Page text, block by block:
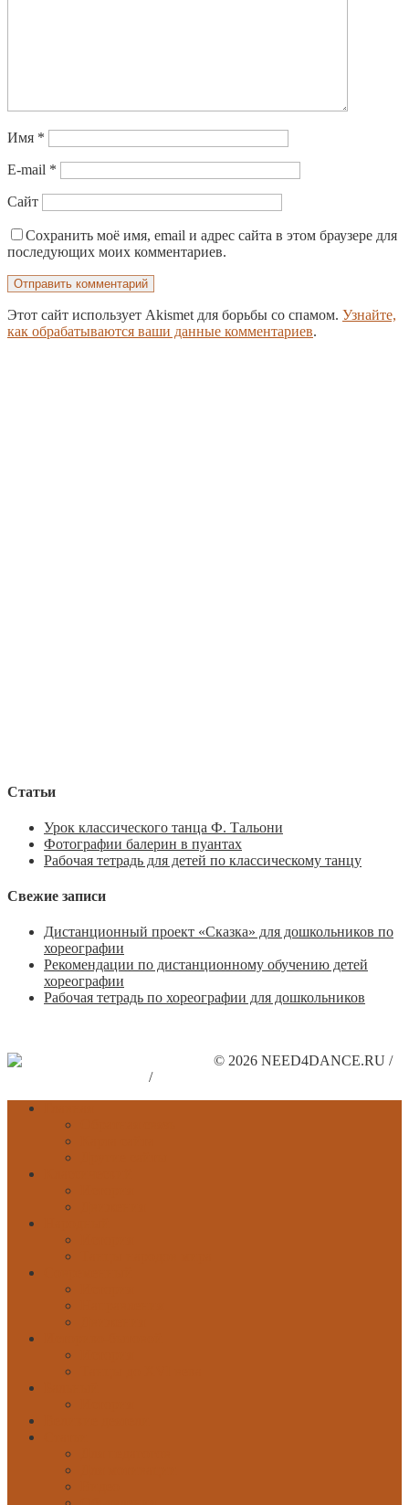
Имя *
E-mail *
Сайт
Сохранить моё имя, email и адрес сайта в этом браузере для
последующих моих комментариев.
Этот сайт использует Akismet для борьбы со спамом. Узнайте,
как обрабатываются ваши данные комментариев.
Статьи
Урок классического танца Ф. Тальони
Фотографии балерин в пуантах
Рабочая тетрадь для детей по классическому танцу
Свежие записи
Дистанционный проект «Сказка» для дошкольников по
хореографии
Рекомендации по дистанционному обучению детей
хореографии
Рабочая тетрадь по хореографии для дошкольников
© 2026 NEED4DANCE.RU /
/